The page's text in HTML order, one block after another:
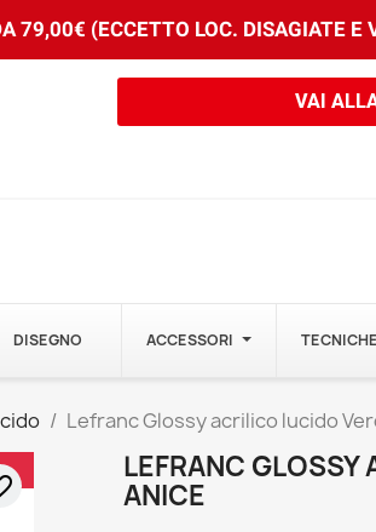
79,00€ (ECCETTO LOC. DISAGIATE E
VAI
DISEGNO ACCESSORI
Lefranc Glossy acrilico lucido
LEFRANC GLOSSY
ANICE